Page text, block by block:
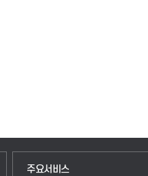
주요서비스